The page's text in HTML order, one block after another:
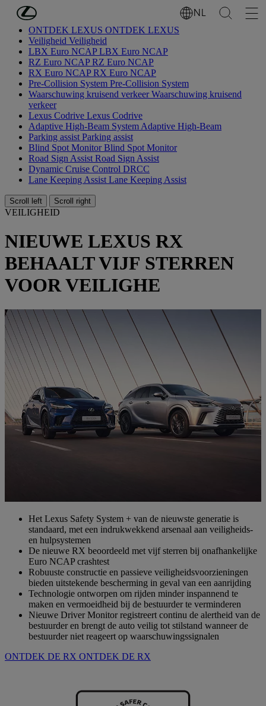
Ga naar de hoofdinhoud NL
ONTDEK LEXUS ONTDEK LEXUS
Veiligheid Veiligheid
LBX Euro NCAPLBX Euro NCAP
RZ Euro NCAPRZ Euro NCAP
RX Euro NCAPRX Euro NCAP
Pre-Collision System Pre-Collision System
Waarschuwing kruisend verkeerWaarschuwing kruisend
verkeer
Lexus Codrive Lexus Codrive
Adaptive High-Beam System Adaptive High-Beam
Parking assist Parking assist
Blind Spot MonitorBlind Spot Monitor
Road Sign Assist Road Sign Assist
Dynamic Cruise Control DRCC
Lane Keeping Assist Lane Keeping Assist
Scroll left Scroll right
VEILIGHEID
NIEUWE LEXUS RX
BEHAALT VIJF STERREN
VOOR VEILIGHE
Het Lexus Safety System + van de nieuwste generatie is
standaard, met een indrukwekkend arsenaal aan veiligheids-
en hulpsystemen
De nieuwe RX beoordeeld met vijf sterren bij onafhankelijke
Euro NCAP crashtest
Robuuste constructie en passieve veiligheidsvoorzieningen
bieden uitstekende bescherming in geval van een aanrijding
Technologie ontworpen om rijden minder inspannend te
maken en vermoeidheid bij de bestuurder te verminderen
Nieuwe Driver Monitor registreert continu de alertheid van de
bestuurder en brengt de auto veilig tot stilstand wanneer de
bestuurder niet reageert op waarschuwingssignalen
ONTDEK DE RX ONTDEK DE RX